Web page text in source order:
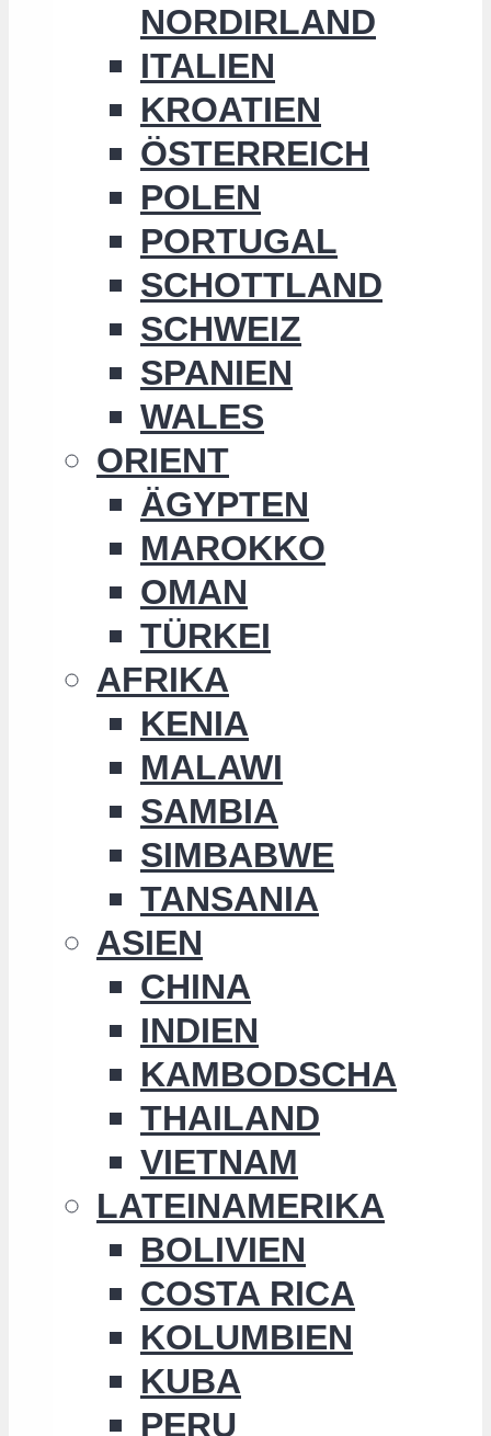
NORDIRLAND
ITALIEN
KROATIEN
ÖSTERREICH
POLEN
PORTUGAL
SCHOTTLAND
SCHWEIZ
SPANIEN
WALES
ORIENT
ÄGYPTEN
MAROKKO
OMAN
TÜRKEI
AFRIKA
KENIA
MALAWI
SAMBIA
SIMBABWE
TANSANIA
ASIEN
CHINA
INDIEN
KAMBODSCHA
THAILAND
VIETNAM
LATEINAMERIKA
BOLIVIEN
COSTA RICA
KOLUMBIEN
KUBA
PERU